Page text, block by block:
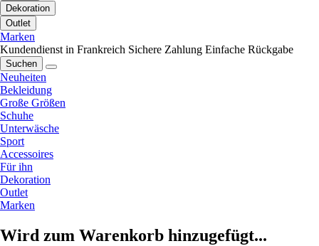
Dekoration
Outlet
Marken
Kundendienst in Frankreich Sichere Zahlung Einfache Rückgabe
Suchen
Neuheiten
Bekleidung
Große Größen
Schuhe
Unterwäsche
Sport
Accessoires
Für ihn
Dekoration
Outlet
Marken
Wird zum Warenkorb hinzugefügt...